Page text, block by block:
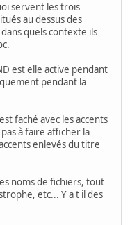
servent les trois
au dessus des
quels contexte ils
est elle active pendant
pendant la
faché avec les accents
à faire afficher la
enlevés du titre
noms de fichiers, tout
etc... Y a t il des